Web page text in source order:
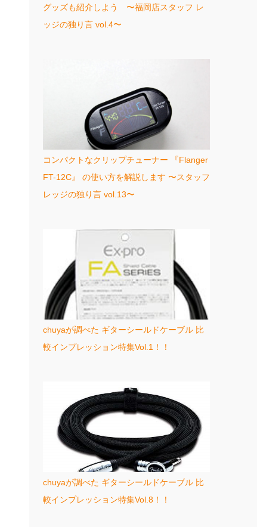
グッズも紹介しよう 〜福岡店スタッフ レ
ッジの独り言 vol.4〜
コンパクトなクリップチューナー 『Flanger
FT-12C』 の使い方を解説します 〜スタッフ
レッジの独り言 vol.13〜
chuyaが調べた ギターシールドケーブル 比
較インプレッション特集Vol.1！！
chuyaが調べた ギターシールドケーブル 比
較インプレッション特集Vol.8！！